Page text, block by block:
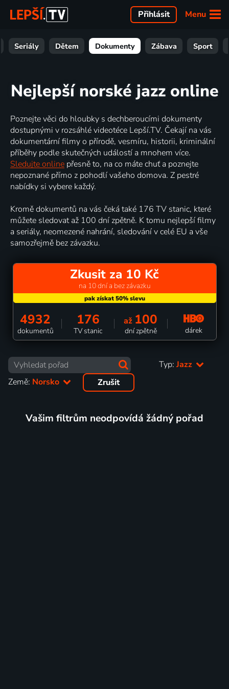
Menu
Přihlásit
Seriály Dětem Dokumenty Zábava Sport
Nejlepší norské jazz online
Poznejte věci do hloubky s dechberoucími dokumenty
dostupnými v rozsáhlé videotéce Lepší.TV. Čekají na vás
dokumentární filmy o přírodě, vesmíru, historii, kriminální
příběhy podle skutečných událostí a mnohem více.
Sledujte online přesně to, na co máte chuť a poznejte
nepoznané přímo z pohodlí vašeho domova. Z pestré
nabídky si vybere každý.
Kromě dokumentů na vás čeká také 176 TV stanic, které
můžete sledovat až 100 dní zpětně. K tomu nejlepší filmy
a seriály, neomezené nahrání, sledování v celé EU a vše
samozřejmě bez závazku.
Zkusit za 10 Kč
na 10 dní a bez závazku
4932
dokumentů
176
TV stanic
až 100
dní zpětně dárek
Typ: Jazz
Země: Norsko Zrušit
Vašim filtrům neodpovídá žádný pořad